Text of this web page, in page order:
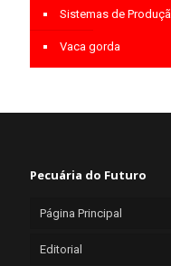
Sistemas de
Vaca gorda
Pecuária do Futuro
Página Principal
Editorial